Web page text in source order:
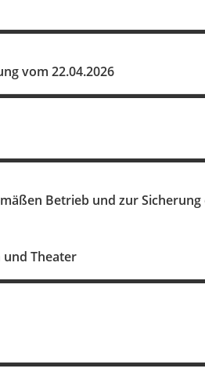
vom 22.04.2026
Betrieb und zur
und Theater